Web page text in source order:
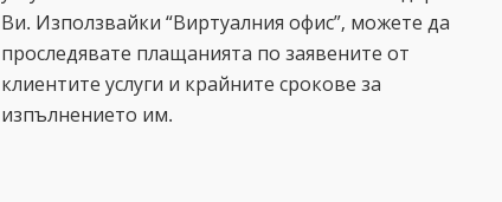
Ви. Използвайки “Виртуалния офис”, можете да
проследявате плащанията по заявените от
клиентите услуги и крайните срокове за
изпълнението им.